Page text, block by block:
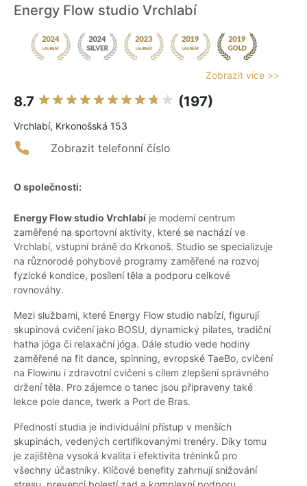
Energy Flow studio Vrchlabí
Zobrazit více >>
8.7 (197)
Vrchlabí, Krkonošská 153
Zobrazit telefonní číslo
O společnosti:
Energy Flow studio Vrchlabí je moderní centrum
zaměřené na sportovní aktivity, které se nachází ve
Vrchlabí, vstupní bráně do Krkonoš. Studio se specializuje
na různorodé pohybové programy zaměřené na rozvoj
fyzické kondice, posílení těla a podporu celkové
rovnováhy.
Mezi službami, které Energy Flow studio nabízí, figurují
skupinová cvičení jako BOSU, dynamický pilates, tradiční
hatha jóga či relaxační jóga. Dále studio vede hodiny
zaměřené na fit dance, spinning, evropské TaeBo, cvičení
na Flowinu i zdravotní cvičení s cílem zlepšení správného
držení těla. Pro zájemce o tanec jsou připraveny také
lekce pole dance, twerk a Port de Bras.
Předností studia je individuální přístup v menších
skupinách, vedených certifikovanými trenéry. Díky tomu
je zajištěna vysoká kvalita i efektivita tréninků pro
všechny účastníky. Klíčové benefity zahrnují snižování